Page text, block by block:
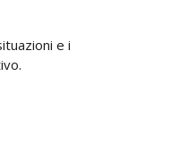
e i